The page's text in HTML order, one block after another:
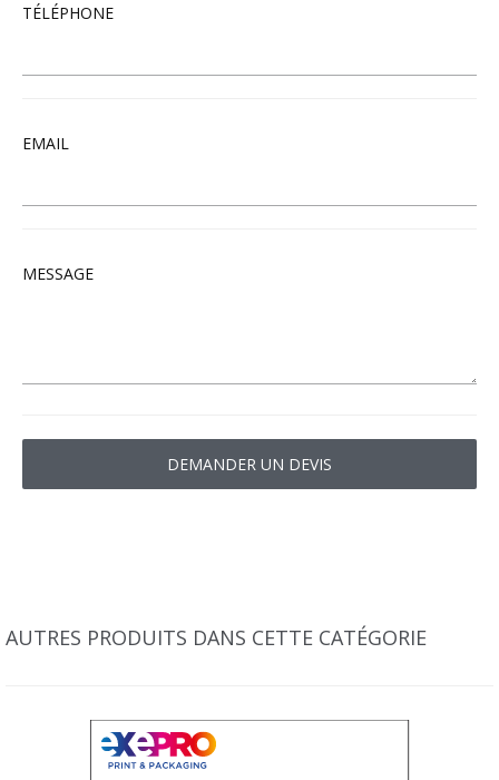
TÉLÉPHONE
EMAIL
MESSAGE
AUTRES PRODUITS DANS CETTE CATÉGORIE